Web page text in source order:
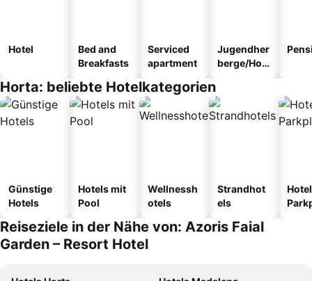
Hotel
Bed and
Breakfasts
Serviced
apartment
Jugendher
berge/Hos
Horta: beliebte Hotelkategorien
Günstige
Hotels
Hotels mit
Pool
Wellnessh
otels
Strandhot
els
Reiseziele in der Nähe von: Azoris Faial
Garden – Resort Hotel